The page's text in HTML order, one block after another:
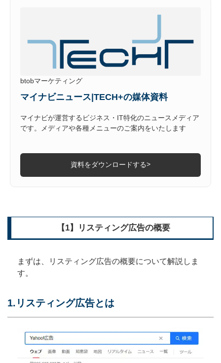
btobマーケティング
マイナビニュース|TECH+の媒体資料
マイナビが運営するビジネス・IT特化のニュースメディア
です。メディアや各種メニューのご案内をいたします
資料をダウンロードする>
【1】リスティング広告の概要
まずは、リスティング広告の概要について解説しま
す。
1.リスティング広告とは